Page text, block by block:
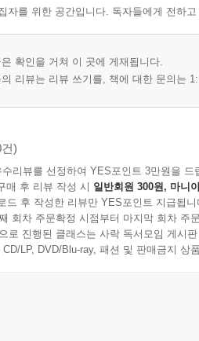
자를 위한 공간입니다. 독자들에게 전하
확인을 거쳐 이 곳에 게재됩니다.
리뷰는 리뷰 쓰기를, 책에 대한 문의는
)
리뷰를 선정하여 YES포인트 3만원을 드
매 후 리뷰 작성 시 일반회원 300원, 마니
드 후 작성한 리뷰만 YES포인트 지급됩니
회차 주문확정 시점부터 마지막 회차 주
로 진행된 클래스는 사락 독서모임 게시
LP, DVD/Blu-ray, 패션 및 판매금지 상